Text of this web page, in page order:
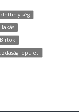
Birtok
épület